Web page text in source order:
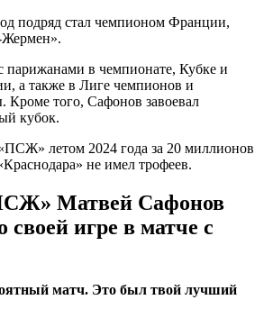
подряд стал чемпионом Франции,
Жермен».
парижанами в чемпионате, Кубке и
а также в Лиге чемпионов и
Кроме того, Сафонов завоевал
кубок.
летом 2024 года за 20 миллионов
не имел трофеев.
Матвей Сафонов
своей игре в матче с
матч. Это был твой лучший